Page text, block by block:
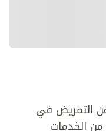
التمريض في
الخدمات